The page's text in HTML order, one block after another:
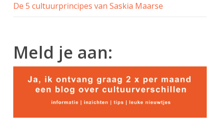
De 5 cultuurprincipes van Saskia Maarse
Meld je aan: